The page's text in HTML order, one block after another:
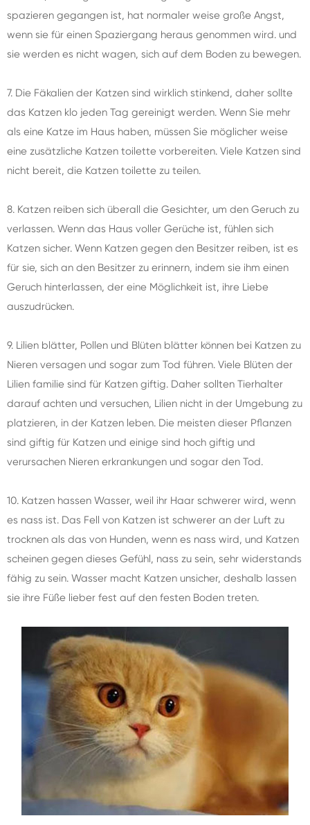
spazieren gegangen ist, hat normaler weise große Angst,
wenn sie für einen Spaziergang heraus genommen wird. und
sie werden es nicht wagen, sich auf dem Boden zu bewegen.
7. Die Fäkalien der Katzen sind wirklich stinkend, daher sollte
das Katzen klo jeden Tag gereinigt werden. Wenn Sie mehr
als eine Katze im Haus haben, müssen Sie möglicher weise
eine zusätzliche Katzen toilette vorbereiten. Viele Katzen sind
nicht bereit, die Katzen toilette zu teilen.
8. Katzen reiben sich überall die Gesichter, um den Geruch zu
verlassen. Wenn das Haus voller Gerüche ist, fühlen sich
Katzen sicher. Wenn Katzen gegen den Besitzer reiben, ist es
für sie, sich an den Besitzer zu erinnern, indem sie ihm einen
Geruch hinterlassen, der eine Möglichkeit ist, ihre Liebe
auszudrücken.
9. Lilien blätter, Pollen und Blüten blätter können bei Katzen zu
Nieren versagen und sogar zum Tod führen. Viele Blüten der
Lilien familie sind für Katzen giftig. Daher sollten Tierhalter
darauf achten und versuchen, Lilien nicht in der Umgebung zu
platzieren, in der Katzen leben. Die meisten dieser Pflanzen
sind giftig für Katzen und einige sind hoch giftig und
verursachen Nieren erkrankungen und sogar den Tod.
10. Katzen hassen Wasser, weil ihr Haar schwerer wird, wenn
es nass ist. Das Fell von Katzen ist schwerer an der Luft zu
trocknen als das von Hunden, wenn es nass wird, und Katzen
scheinen gegen dieses Gefühl, nass zu sein, sehr widerstands
fähig zu sein. Wasser macht Katzen unsicher, deshalb lassen
sie ihre Füße lieber fest auf den festen Boden treten.